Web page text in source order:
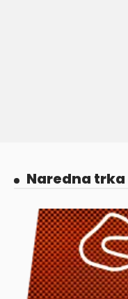
Naredna trka